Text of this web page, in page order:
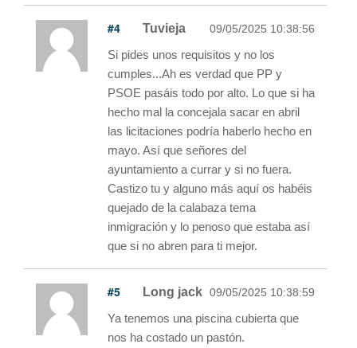
#4 Tuvieja 09/05/2025 10:38:56
Si pides unos requisitos y no los
cumples...Ah es verdad que PP y
PSOE pasáis todo por alto. Lo que si ha
hecho mal la concejala sacar en abril
las licitaciones podría haberlo hecho en
mayo. Así que señores del
ayuntamiento a currar y si no fuera.
Castizo tu y alguno más aquí os habéis
quejado de la calabaza tema
inmigración y lo penoso que estaba así
que si no abren para ti mejor.
#5 Long jack 09/05/2025 10:38:59
Ya tenemos una piscina cubierta que
nos ha costado un pastón.